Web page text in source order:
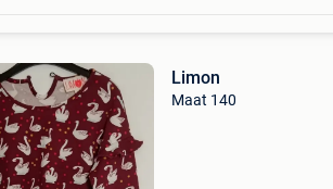
Limon
Maat 140